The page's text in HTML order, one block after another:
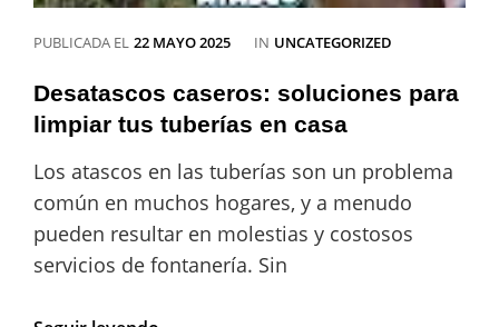
PUBLICADA EL 22 MAYO 2025 IN CATEGORÍAS
UNCATEGORIZED
Desatascos caseros: soluciones para
limpiar tus tuberías en casa
Los atascos en las tuberías son un problema
común en muchos hogares, y a menudo
pueden resultar en molestias y costosos
servicios de fontanería. Sin